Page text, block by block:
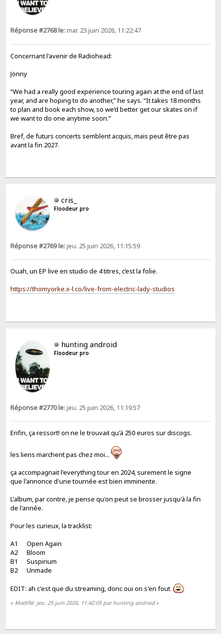
Réponse #2768 le:mar. 23 juin 2026, 11:22:47
Concernant l'avenir de Radiohead:
Jonny
“We had a really good experience touring again at the end of last
year, and are hoping to do another,” he says. “It takes 18 months
to plan and book each show, so we’d better get our skates on if
we want to do one anytime soon.”
Bref, de futurs concerts semblent acquis, mais peut être pas
avant la fin 2027.
cris_
Floodeur pro
Réponse #2769 le:jeu. 25 juin 2026, 11:15:59
Ouah, un EP live en studio de 4 titres, c’est la folie.
https://thomyorke.x-l.co/live-from-electric-lady-studios
hunting android
Floodeur pro
Réponse #2770 le:jeu. 25 juin 2026, 11:19:57
Enfin, ça ressort! on ne le trouvait qu'à 250 euros sur discogs.
les liens marchent pas chez moi...
ça accompagnait l'everything tour en 2024, surement le signe
que l'annonce d'une tournée est bien imminente.
L'album, par contre, je pense qu'on peut se brosser jusqu'à la fin
de l'année.
Pour les curieux, la tracklist:
A1 Open Again
A2 Bloom
B1 Suspirium
B2 Unmade
EDIT: ah c'est que du streaming, donc oui on s'en fout
« Modifié: jeu. 25 juin 2026, 11:42:05 par hunting android»